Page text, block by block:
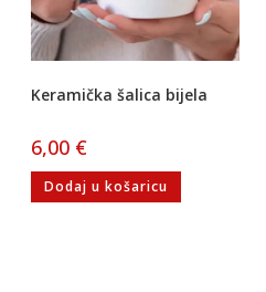
Keramička šalica bijela
6,00 €
Dodaj u košaricu